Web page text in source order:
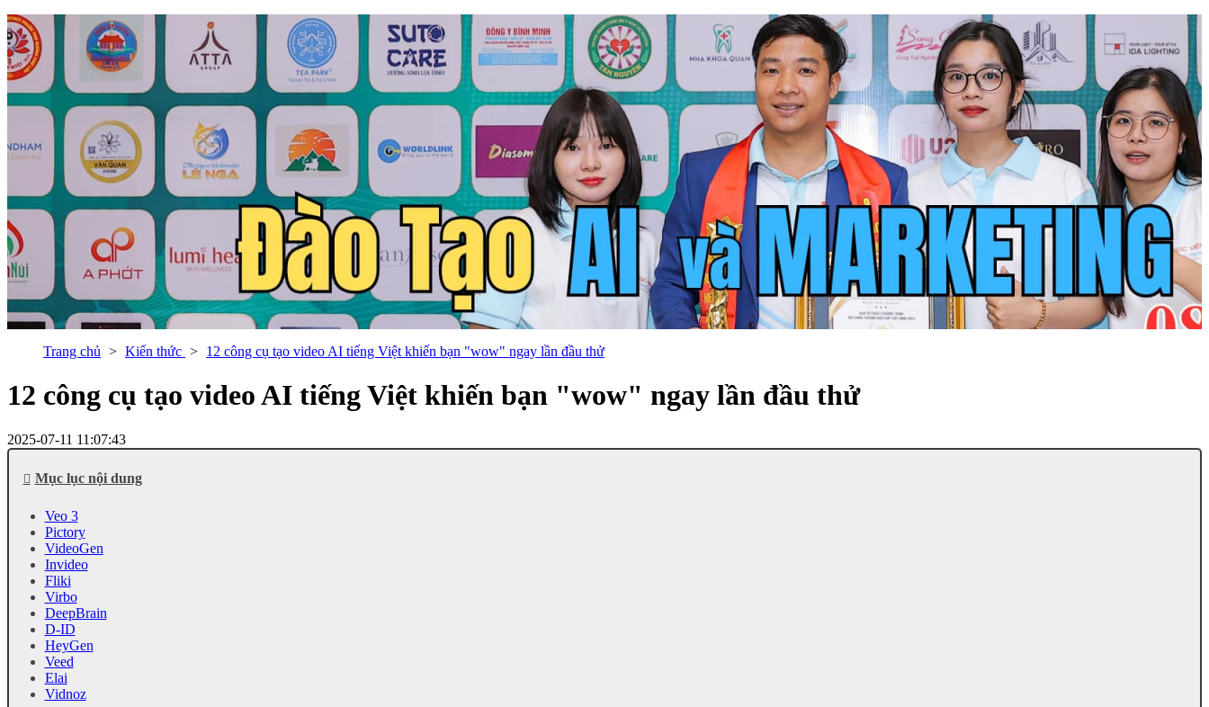
Trang chủ Kiến thức 12 công cụ tạo video AI tiếng Việt khiến bạn "wow" ngay lần đầu thử
12 công cụ tạo video AI tiếng Việt khiến bạn "wow" ngay lần đầu thử
2025-07-11 11:07:43
Mục lục nội dung
Veo 3
Pictory
VideoGen
Invideo
Fliki
Virbo
DeepBrain
D-ID
HeyGen
Veed
Elai
Vidnoz